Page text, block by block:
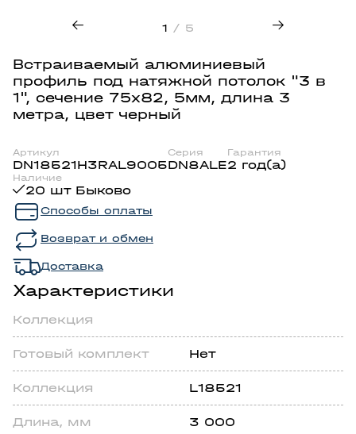
1 / 5
Встраиваемый алюминиевый
профиль под натяжной потолок "3 в
1", сечение 75х82, 5мм, длина 3
метра, цвет черный
Артикул
DN18521H3RAL9005
Серия
DN8ALE
Гарантия
2 год(а)
Наличие
20 шт Быково
Способы оплаты
Возврат и обмен
Доставка
Характеристики
Коллекция
Готовый комплект Нет
Коллекция L18521
Длина, мм 3 000